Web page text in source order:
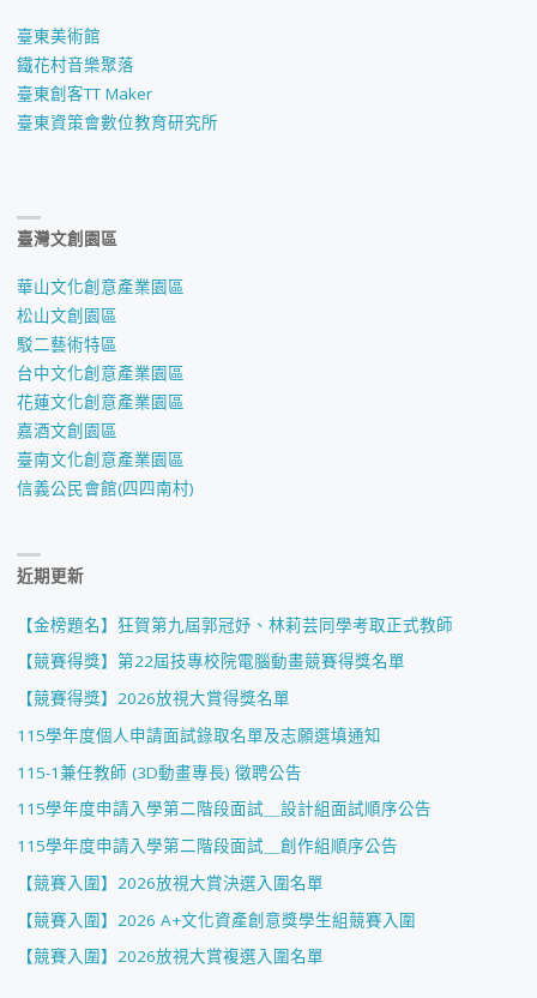
臺東美術館
鐵花村音樂聚落
臺東創客TT Maker
臺東資策會數位教育研究所
臺灣文創園區
華山文化創意產業園區
松山文創園區
駁二藝術特區
台中文化創意產業園區
花蓮文化創意產業園區
嘉酒文創園區
臺南文化創意產業園區
信義公民會館(四四南村)
近期更新
【金榜題名】狂賀第九屆郭冠妤、林莉芸同學考取正式教師
【競賽得獎】第22屆技專校院電腦動畫競賽得獎名單
【競賽得獎】2026放視大賞得獎名單
115學年度個人申請面試錄取名單及志願選填通知
115-1兼任教師 (3D動畫專長) 徵聘公告
115學年度申請入學第二階段面試＿設計組面試順序公告
115學年度申請入學第二階段面試＿創作組順序公告
【競賽入圍】2026放視大賞決選入圍名單
【競賽入圍】2026 A+文化資產創意獎學生組競賽入圍
【競賽入圍】2026放視大賞複選入圍名單